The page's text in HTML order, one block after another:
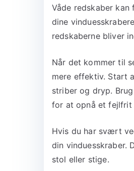
Våde redskaber
dine
redskaberne bliver
Når det kommer til
mere effektiv. Start
striber og dryp.
for at opnå et fejlfrit
Hvis du har svært
din vinduesskraber.
stol eller stige.